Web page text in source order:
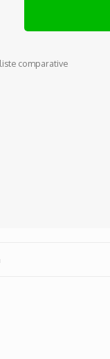
comparative